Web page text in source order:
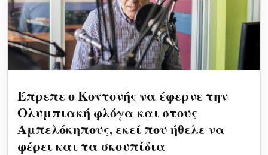
Έπρεπε ο Κοντονής να έφερνε την
Ολυμπιακή φλόγα και στους
Αμπελόκηπους, εκεί που ήθελε να
φέρει και τα σκουπίδια